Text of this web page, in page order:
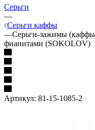
Серьги
—
Серьги каффы
—Серьги-зажимы
фианитами (SOKOLOV)
Артикул: 81-15-1085-2